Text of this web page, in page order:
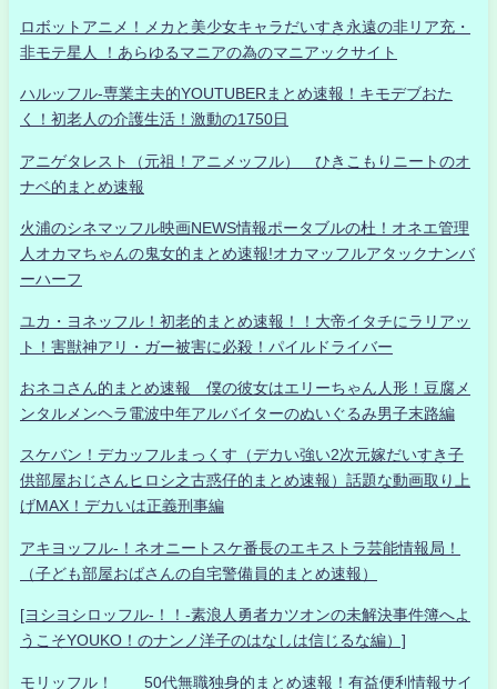
ロボットアニメ！メカと美少女キャラだいすき永遠の非リア充・
非モテ星人 ！あらゆるマニアの為のマニアックサイト
ハルッフル-専業主夫的YOUTUBERまとめ速報！キモデブおた
く！初老人の介護生活！激動の1750日
アニゲタレスト（元祖！アニメッフル） ひきこもりニートのオ
ナベ的まとめ速報
火浦のシネマッフル映画NEWS情報ポータブルの杜！オネエ管理
人オカマちゃんの鬼女的まとめ速報!オカマッフルアタックナンバ
ーハーフ
ユカ・ヨネッフル！初老的まとめ速報！！大帝イタチにラリアッ
ト！害獣神アリ・ガー被害に必殺！パイルドライバー
おネコさん的まとめ速報 僕の彼女はエリーちゃん人形！豆腐メ
ンタルメンヘラ電波中年アルバイターのぬいぐるみ男子末路編
スケバン！デカッフルまっくす（デカい強い2次元嫁だいすき子
供部屋おじさんヒロシ之古惑仔的まとめ速報）話題な動画取り上
げMAX！デカいは正義刑事編
アキヨッフル-！ネオニートスケ番長のエキストラ芸能情報局！
（子ども部屋おばさんの自宅警備員的まとめ速報）
[ヨシヨシロッフル-！！-素浪人勇者カツオンの未解決事件簿へよ
うこそYOUKO！のナンノ洋子のはなしは信じるな編）]
モリッフル！ 50代無職独身的まとめ速報！有益便利情報サイ